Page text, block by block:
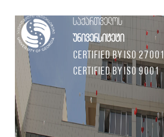
საქართველოს
უნივერსიტეტი
Certified by ISO 27001
Certified by ISO 9001